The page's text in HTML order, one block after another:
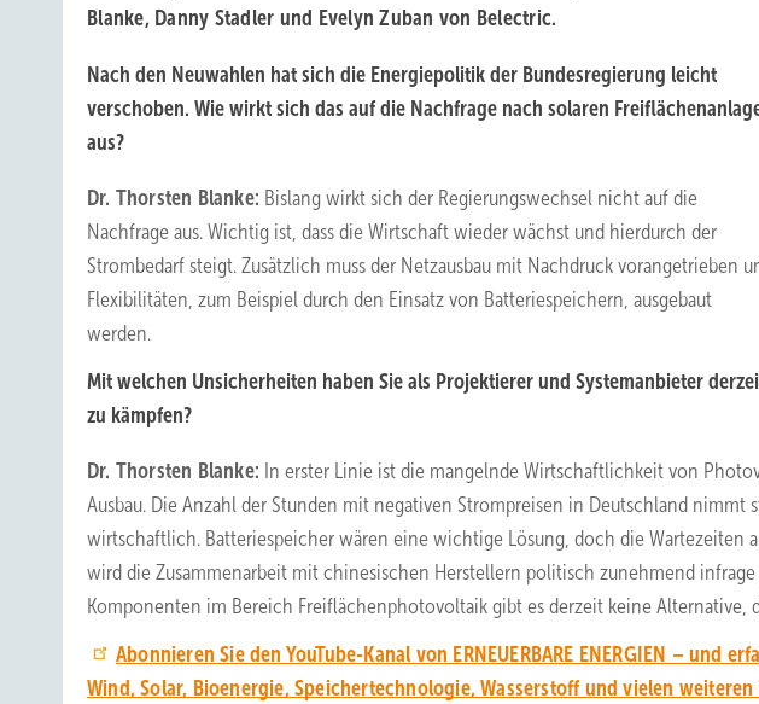
Blanke, Danny Stadler und Evelyn Zuban von Belectric.
Nach den Neuwahlen hat sich die Energiepolitik der Bundesregierung leicht
verschoben. Wie wirkt sich das auf die Nachfrage nach solaren
aus?
Dr. Thorsten Blanke: Bislang wirkt sich der Regierungswechsel nicht auf die
Nachfrage aus. Wichtig ist, dass die Wirtschaft wieder wächst und hierdurch der
Strombedarf steigt. Zusätzlich muss der Netzausbau mit Nachdruck vorangetrieben
Flexibilitäten, zum Beispiel durch den Einsatz von Batteriespeichern, ausgebaut
werden.
Mit welchen Unsicherheiten haben Sie als Projektierer und Systemanbieter
zu kämpfen?
Dr. Thorsten Blanke: In erster Linie ist die mangelnde Wirtschaftlichkeit von
Ausbau. Die Anzahl der Stunden mit negativen Strompreisen in Deutschland
wirtschaftlich. Batteriespeicher wären eine wichtige Lösung, doch die Wartezeiten
wird die Zusammenarbeit mit chinesischen Herstellern politisch zunehmend
Komponenten im Bereich Freiflächenphotovoltaik gibt es derzeit keine Alternative,
Abonnieren Sie den YouTube-Kanal von ERNEUERBARE ENERGIEN – und
Wind, Solar, Bioenergie, Speichertechnologie, Wasserstoff und vielen weiteren